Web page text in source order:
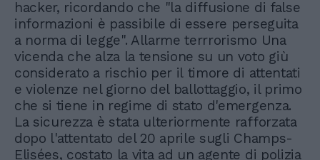
hacker, ricordando che "la diffusione di false
informazioni è passibile di essere perseguita
a norma di legge". Allarme terrrorismo Una
vicenda che alza la tensione su un voto giù
considerato a rischio per il timore di attentati
e violenze nel giorno del ballottaggio, il primo
che si tiene in regime di stato d'emergenza.
La sicurezza è stata ulteriormente rafforzata
dopo l'attentato del 20 aprile sugli Champs-
Elisées, costato la vita ad un agente di polizia